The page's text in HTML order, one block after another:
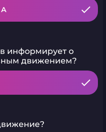
А
информирует о
движением?